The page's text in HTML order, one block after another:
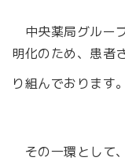
中央薬局グルー
明化のため、患者
り組んでおります。
その一環として